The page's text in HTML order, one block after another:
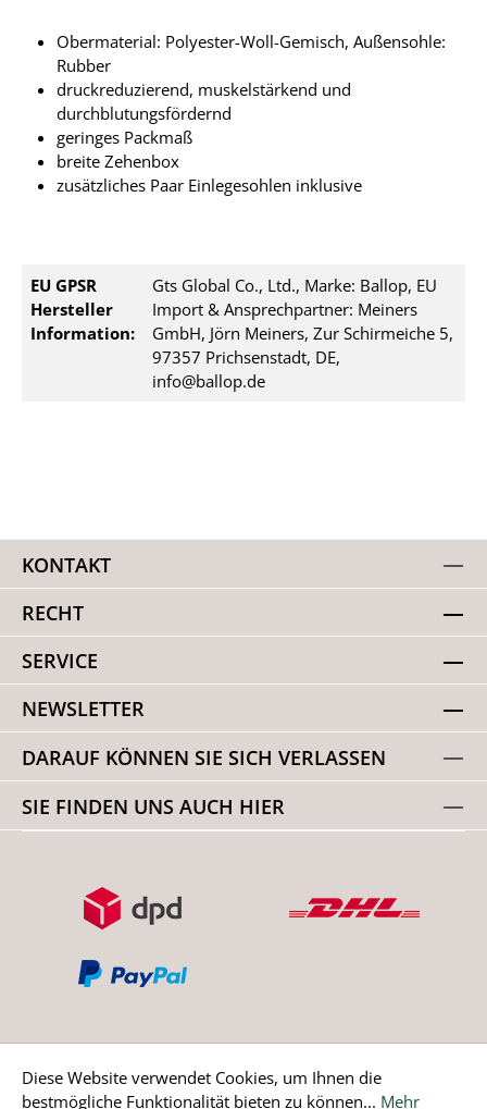
Obermaterial: Polyester-Woll-Gemisch, Außensohle:
Rubber
druckreduzierend, muskelstärkend und
durchblutungsfördernd
geringes Packmaß
breite Zehenbox
zusätzliches Paar Einlegesohlen inklusive
EU GPSR
Hersteller
Information:
Gts Global Co., Ltd., Marke: Ballop, EU
Import & Ansprechpartner: Meiners
GmbH, Jörn Meiners, Zur Schirmeiche 5,
97357 Prichsenstadt, DE,
info@ballop.de
KONTAKT
RECHT
SERVICE
NEWSLETTER
DARAUF KÖNNEN SIE SICH VERLASSEN
SIE FINDEN UNS AUCH HIER
Bestellung widerrufen
Diese Website verwendet Cookies, um Ihnen die
bestmögliche Funktionalität bieten zu können... Mehr